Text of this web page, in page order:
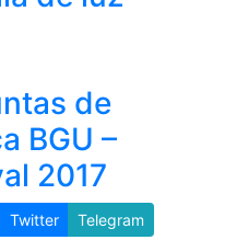
de
BGU –
2017
Twitter Telegram